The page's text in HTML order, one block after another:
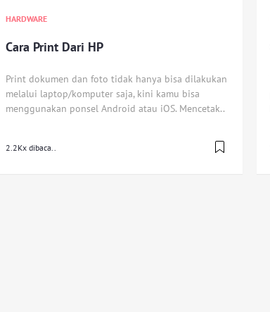
HARDWARE
Cara Print Dari HP
Print dokumen dan foto tidak hanya bisa dilakukan
melalui laptop/komputer saja, kini kamu bisa
menggunakan ponsel Android atau iOS. Mencetak..
2.2Kx dibaca..